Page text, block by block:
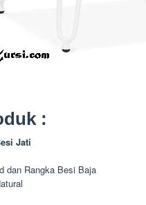
:
Jati
dan Rangka Besi Baja